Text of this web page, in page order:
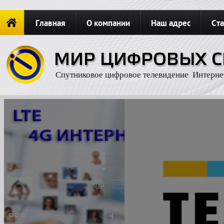
Главная О компании Наш адрес
Новости Карта сайта
Спутниковое цифровое телевидение